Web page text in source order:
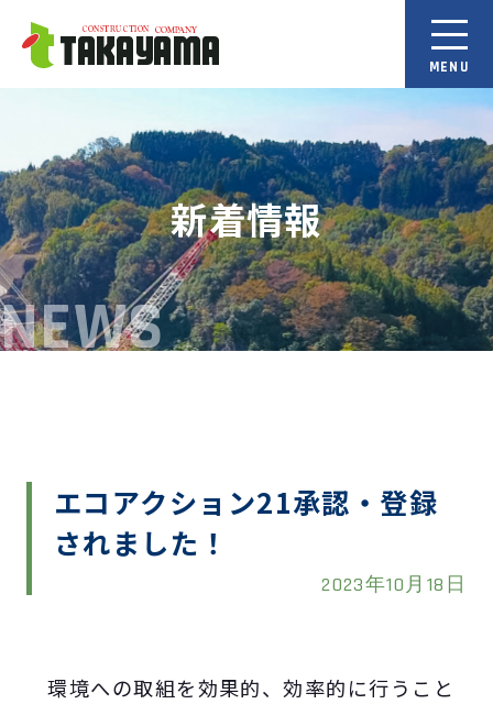
新着情報
NEWS
エコアクション21承認・登録
されました！
2023年10月18日
環境への取組を効果的、効率的に行うこと